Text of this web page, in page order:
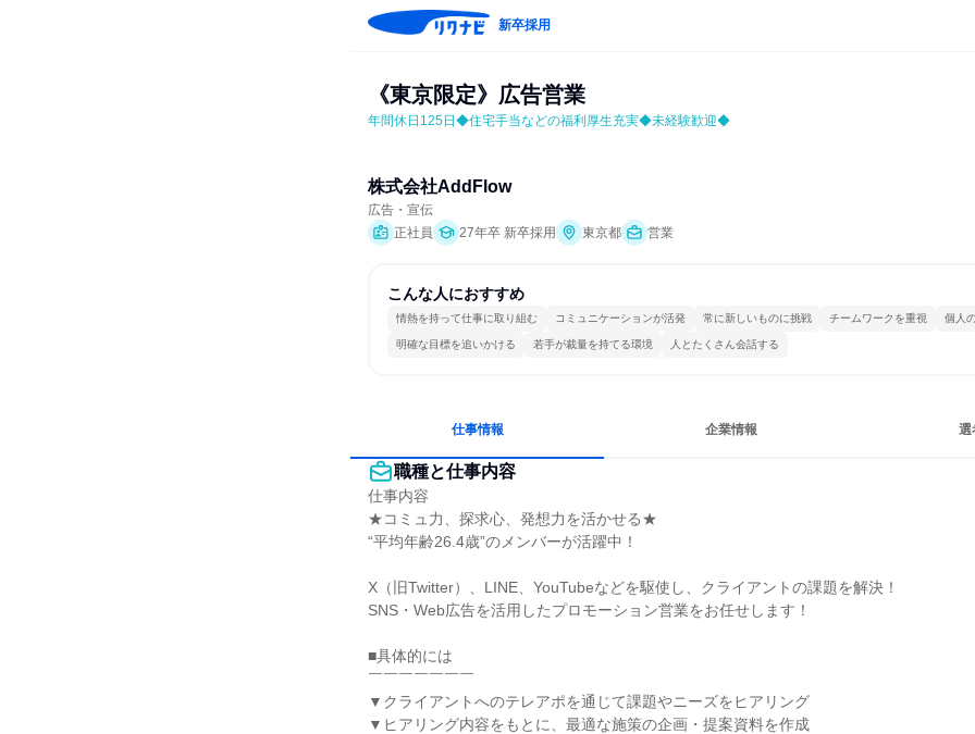
新卒採用
《東京限定》広告営業
年間休日125日◆住宅手当などの福利厚生充実◆未経験歓迎◆
株式会社AddFlow
広告・宣伝
正社員
27年卒 新卒採用 東京都 営業
こんな人におすすめ
情熱を持って仕事に取り組む コミュニケーションが活発 常に新しいものに挑戦 チームワークを重視 個人
明確な目標を追いかける 若手が裁量を持てる環境 人とたくさん会話する
仕事情報 企業情報 選
職種と仕事内容
仕事内容
★コミュ力、探求心、発想力を活かせる★
“平均年齢26.4歳”のメンバーが活躍中！
X（旧Twitter）、LINE、YouTubeなどを駆使し、クライアントの課題を解決！
SNS・Web広告を活用したプロモーション営業をお任せします！
■具体的には
￣￣￣￣￣￣￣
▼クライアントへのテレアポを通じて課題やニーズをヒアリング
▼ヒアリング内容をもとに、最適な施策の企画・提案資料を作成